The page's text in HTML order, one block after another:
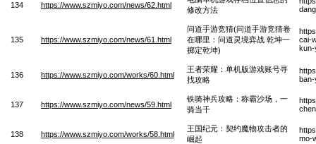
134 https://www.szmiyo.com/news/62.html
修改方法
135 https://www.szmiyo.com/news/61.html
问道手游竞猜(问道手游竞猜卷
在哪里：问道灵境弈战 乾坤一
掷定乾坤)
cai-
kun-
136 https://www.szmiyo.com/works/60.html
王者荣耀：单机版游戏账号寻
找攻略
137 https://www.szmiyo.com/news/59.html
铁骑神兵攻略：称霸沙场，一
骑当千
138 https://www.szmiyo.com/works/58.html
王国纪元：契约魔物攻击者的
崛起
mo-